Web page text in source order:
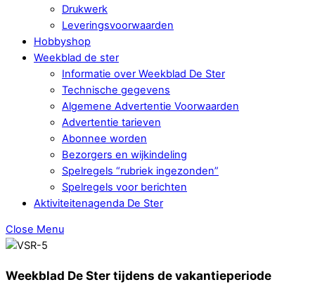
Drukwerk
Leveringsvoorwaarden
Hobbyshop
Weekblad de ster
Informatie over Weekblad De Ster
Technische gegevens
Algemene Advertentie Voorwaarden
Advertentie tarieven
Abonnee worden
Bezorgers en wijkindeling
Spelregels “rubriek ingezonden”
Spelregels voor berichten
Aktiviteitenagenda De Ster
Close Menu
Weekblad De Ster tijdens de vakantieperiode